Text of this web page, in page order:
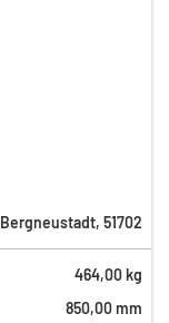
Bergneustadt, 51702
464,00 kg
850,00 mm